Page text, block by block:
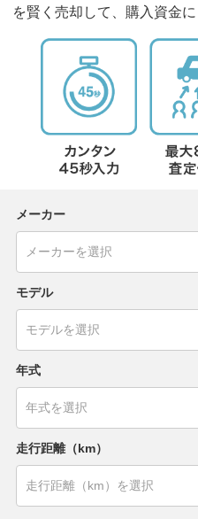
を賢く売却して、購入資金
メーカー
モデル
年式
走行距離（km）